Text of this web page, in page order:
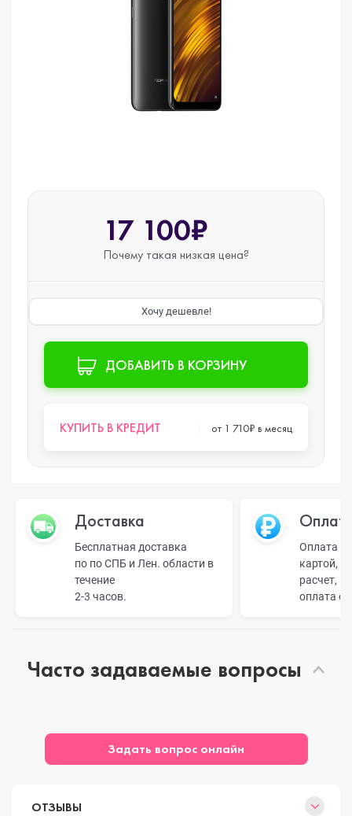
17 100₽
Почему такая низкая цена?
Хочу дешевле!
ДОБАВИТЬ В КОРЗИНУ
КУПИТЬ В КРЕДИТ от 1 710₽ в месяц
Доставка
Бесплатная доставка
по по СПБ и Лен. области в
течение
2-3 часов.
Оплата
картой,
расчет,
оплата
Часто задаваемые вопросы
Задать вопрос онлайн
ОТЗЫВЫ